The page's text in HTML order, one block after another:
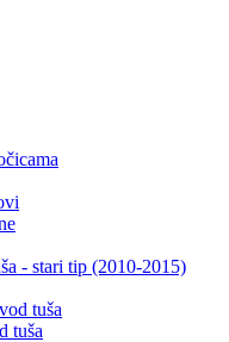
- stari tip (2010-2015)
tuša
tuša